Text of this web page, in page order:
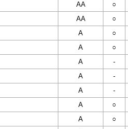
AA ○
AA ○
A ○
A ○
A -
A -
A -
A ○
A ○